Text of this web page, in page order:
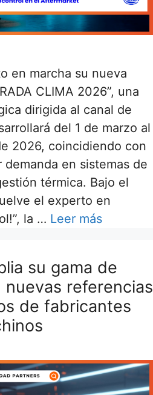
en marcha su nueva
CLIMA 2026”, una
dirigida al canal de
del 1 de marzo al
2026, coincidiendo con
en sistemas de
térmica. Bajo el
el experto en
la … Leer más
su gama de
referencias
de fabricantes